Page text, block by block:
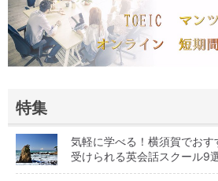
特集
気軽に学べる！横須賀でお
受けられる英会話スクール9